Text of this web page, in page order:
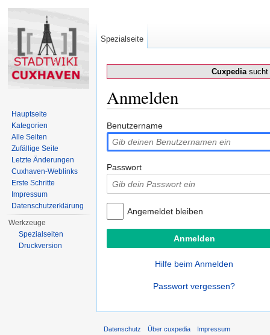
Cuxpediasucht
Anmelden
Benutzername
Passwort
Angemeldet bleiben
Hilfe beim Anmelden
Passwort vergessen?
Spezialseite
Hauptseite
Kategorien
Alle Seiten
Zufällige Seite
Letzte Änderungen
Cuxhaven-Weblinks
Erste Schritte
Impressum
Datenschutzerklärung
Werkzeuge
Spezialseiten
Druckversion
Datenschutz Über cuxpedia Impressum